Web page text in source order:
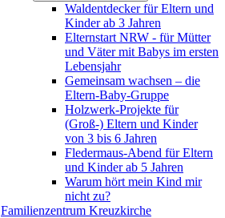
Waldentdecker für Eltern und
Kinder ab 3 Jahren
Elternstart NRW - für Mütter
und Väter mit Babys im ersten
Lebensjahr
Gemeinsam wachsen – die
Eltern-Baby-Gruppe
Holzwerk-Projekte für
(Groß-) Eltern und Kinder
von 3 bis 6 Jahren
Fledermaus-Abend für Eltern
und Kinder ab 5 Jahren
Warum hört mein Kind mir
nicht zu?
Familienzentrum Kreuzkirche